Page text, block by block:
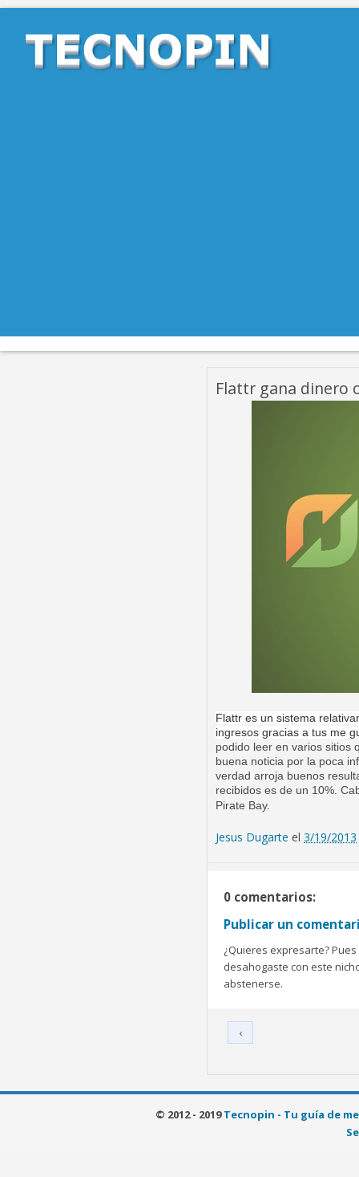
Flattr gana dinero
Flattr es un sistema
ingresos gracias a tus me
podido leer en varios sitios
buena noticia por la poca
verdad arroja buenos
recibidos es de un 10%.
Pirate Bay.
Jesus Dugarte el 3/19/2013
0 comentarios:
Publicar un
¿Quieres expresarte?
desahogaste con este
abstenerse.
‹
© 2012 - 2019Tecnopin - Tu guía de